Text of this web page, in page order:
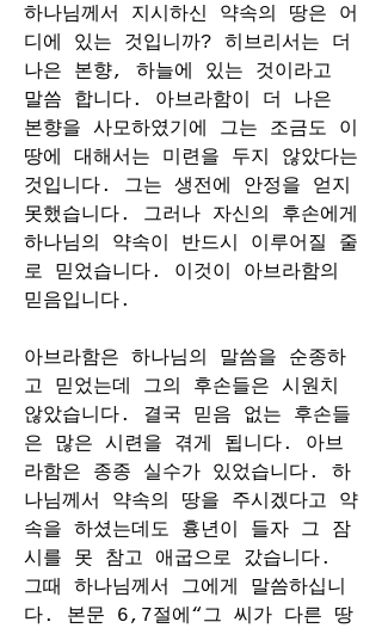
하나님께서 지시하신 약속의 땅은 어
디에 있는 것입니까? 히브리서는 더
나은 본향, 하늘에 있는 것이라고
말씀 합니다. 아브라함이 더 나은
본향을 사모하였기에 그는 조금도 이
땅에 대해서는 미련을 두지 않았다는
것입니다. 그는 생전에 안정을 얻지
못했습니다. 그러나 자신의 후손에게
하나님의 약속이 반드시 이루어질 줄
로 믿었습니다. 이것이 아브라함의
믿음입니다.
아브라함은 하나님의 말씀을 순종하
고 믿었는데 그의 후손들은 시원치
않았습니다. 결국 믿음 없는 후손들
은 많은 시련을 겪게 됩니다. 아브
라함은 종종 실수가 있었습니다. 하
나님께서 약속의 땅을 주시겠다고 약
속을 하셨는데도 흉년이 들자 그 잠
시를 못 참고 애굽으로 갔습니다.
그때 하나님께서 그에게 말씀하십니
다. 본문 6,7절에“그 씨가 다른 땅